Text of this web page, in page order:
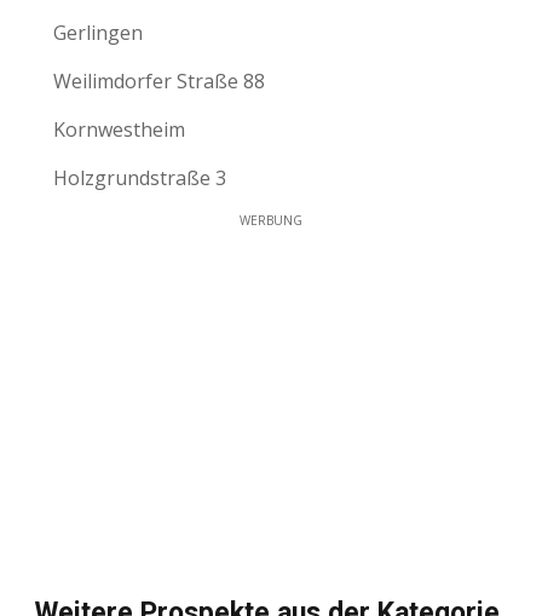
Gerlingen
Weilimdorfer Straße 88
Kornwestheim
Holzgrundstraße 3
WERBUNG